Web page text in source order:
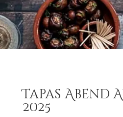
Tapas Abend
2025